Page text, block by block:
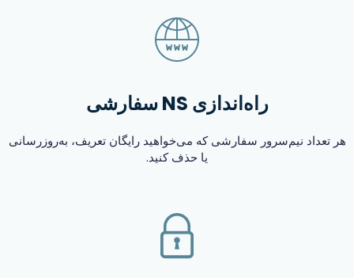
راه‌اندازی NS سفارشی
هر تعداد نیم‌سرور سفارشی که می‌خواهید رایگان تعریف، به‌روزرسانی
یا حذف کنید.